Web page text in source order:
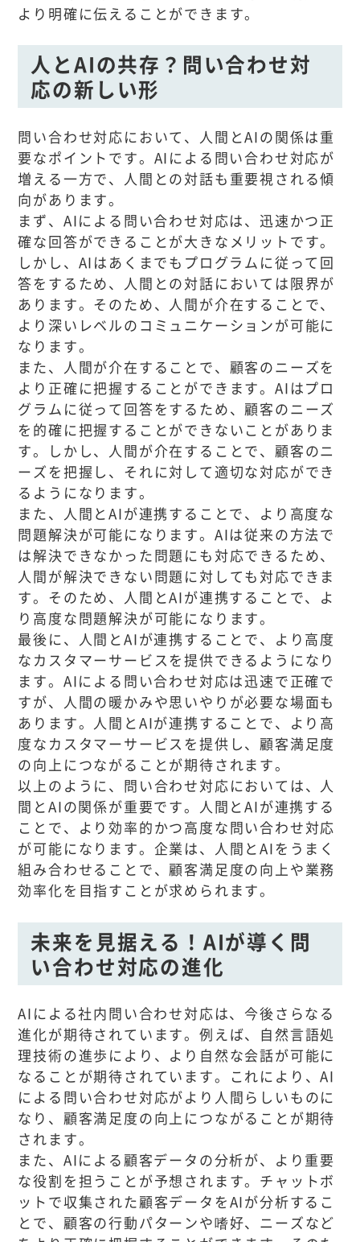
より明確に伝えることができます。
人とAIの共存？問い合わせ対
応の新しい形
問い合わせ対応において、人間とAIの関係は重
要なポイントです。AIによる問い合わせ対応が
増える一方で、人間との対話も重要視される傾
向があります。
まず、AIによる問い合わせ対応は、迅速かつ正
確な回答ができることが大きなメリットです。
しかし、AIはあくまでもプログラムに従って回
答をするため、人間との対話においては限界が
あります。そのため、人間が介在することで、
より深いレベルのコミュニケーションが可能に
なります。
また、人間が介在することで、顧客のニーズを
より正確に把握することができます。AIはプロ
グラムに従って回答をするため、顧客のニーズ
を的確に把握することができないことがありま
す。しかし、人間が介在することで、顧客のニ
ーズを把握し、それに対して適切な対応ができ
るようになります。
また、人間とAIが連携することで、より高度な
問題解決が可能になります。AIは従来の方法で
は解決できなかった問題にも対応できるため、
人間が解決できない問題に対しても対応できま
す。そのため、人間とAIが連携することで、よ
り高度な問題解決が可能になります。
最後に、人間とAIが連携することで、より高度
なカスタマーサービスを提供できるようになり
ます。AIによる問い合わせ対応は迅速で正確で
すが、人間の暖かみや思いやりが必要な場面も
あります。人間とAIが連携することで、より高
度なカスタマーサービスを提供し、顧客満足度
の向上につながることが期待されます。
以上のように、問い合わせ対応においては、人
間とAIの関係が重要です。人間とAIが連携する
ことで、より効率的かつ高度な問い合わせ対応
が可能になります。企業は、人間とAIをうまく
組み合わせることで、顧客満足度の向上や業務
効率化を目指すことが求められます。
未来を見据える！AIが導く問
い合わせ対応の進化
AIによる社内問い合わせ対応は、今後さらなる
進化が期待されています。例えば、自然言語処
理技術の進歩により、より自然な会話が可能に
なることが期待されています。これにより、AI
による問い合わせ対応がより人間らしいものに
なり、顧客満足度の向上につながることが期待
されます。
また、AIによる顧客データの分析が、より重要
な役割を担うことが予想されます。チャットボ
ットで収集された顧客データをAIが分析するこ
とで、顧客の行動パターンや嗜好、ニーズなど